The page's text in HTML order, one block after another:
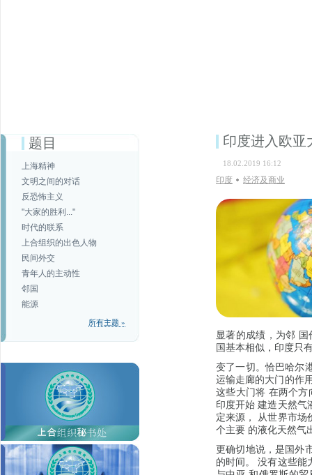
题目
上海精神
文明之间的对话
反恐怖主义
"大家的胜利..."
时代的联系
上合组织的出色人物
民间外交
青年人的主动性
邻国
能源
所有主题 »
印度进入欧亚
18.02.2019 16:12
印度 经济及商业
显著的成绩，为邻
国基本相似，印度只
变了一切。恰巴哈尔
运输走廊的大门的作
这些大门将 在两个方
印度开始 建造天然气
定来源， 从世界市场
个主要 的液化天然气
更确切地说，是国外
的时间。 没有这些能